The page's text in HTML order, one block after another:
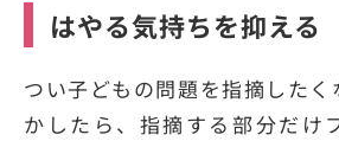
はやる気持ちを抑える
つい子どもの問題を指摘したく
かしたら、指摘する部分だけ